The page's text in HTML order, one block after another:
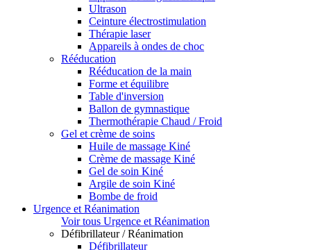
Ultrason
Ceinture électrostimulation
Thérapie laser
Appareils à ondes de choc
Rééducation
Rééducation de la main
Forme et équilibre
Table d'inversion
Ballon de gymnastique
Thermothérapie Chaud / Froid
Gel et crème de soins
Huile de massage Kiné
Crème de massage Kiné
Gel de soin Kiné
Argile de soin Kiné
Bombe de froid
Urgence et Réanimation
Voir tous Urgence et Réanimation
Défibrillateur / Réanimation
Défibrillateur